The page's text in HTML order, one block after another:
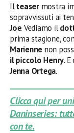
Ilteaser mostra
sopravvissuti ai
Joe. Vediamo il
prima stagione,
Marienne non
il piccolo Henry. E
Jenna Ortega.
Clicca qui per
Daninseries:
con te.